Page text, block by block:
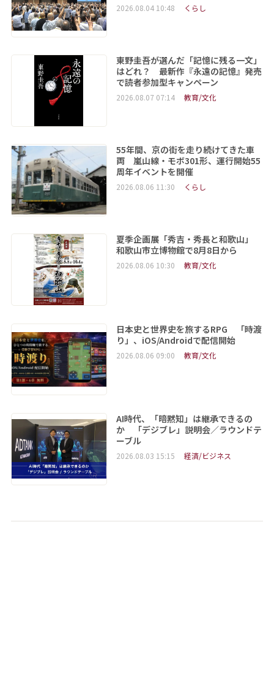
2026.08.04 10:48 くらし
東野圭吾が選んだ「記憶に残る一文」
はどれ？ 最新作『永遠の記憶』発売
で読者参加型キャンペーン
2026.08.07 07:14 教育/文化
55年間、京の街を走り続けてきた車
両 嵐山線・モボ301形、運行開始55
周年イベントを開催
2026.08.06 11:30 くらし
夏季企画展「秀吉・秀長と和歌山」
和歌山市立博物館で8月8日から
2026.08.06 10:30 教育/文化
日本史と世界史を旅するRPG 「時渡
り」、iOS/Androidで配信開始
2026.08.06 09:00 教育/文化
AI時代、「暗黙知」は継承できるの
か 「デジブレ」説明会／ラウンドテ
ーブル
2026.08.03 15:15 経済/ビジネス